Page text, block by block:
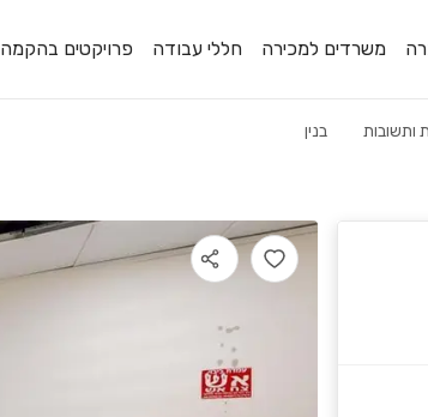
משרדים למכירה חללי עבודה פרויקטים בהקמה
ותשובות בנין